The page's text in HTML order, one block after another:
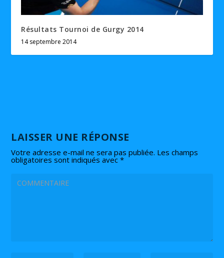
Résultats Tournoi de Gurgy 2014
14 septembre 2014
LAISSER UNE RÉPONSE
Votre adresse e-mail ne sera pas publiée. Les champs
obligatoires sont indiqués avec*